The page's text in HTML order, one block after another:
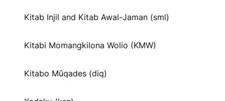
Kitab Injil and Kitab Awal-Jaman (sml)
Kitabi Momangkilona Wolio (KMW)
Kitabo Mûqades (diq)